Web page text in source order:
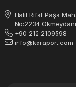
Halil Rıfat Paşa
No:2234
+90 212 2109598
info@karaport.com